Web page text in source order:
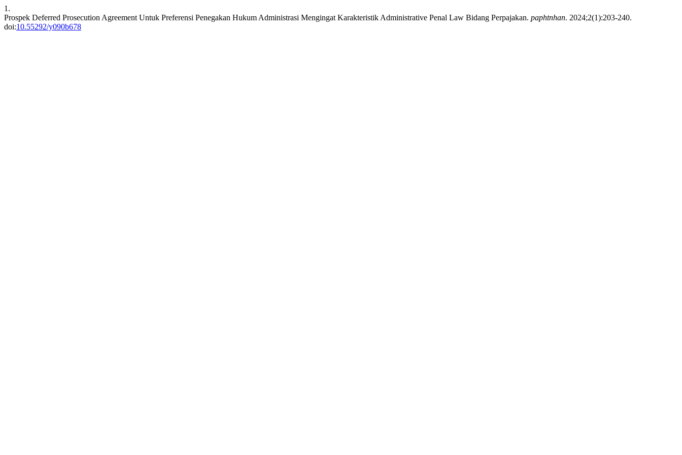
1.
Prospek Deferred Prosecution Agreement Untuk Preferensi Penegakan Hukum Administrasi Mengingat Karakteristik Administrative Penal Law Bidang Perpajakan. paphtnhan. 2024;2(1):203-240.
doi:10.55292/y090b678